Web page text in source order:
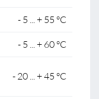
- 5 ... + 55 °C
- 5 ... + 60 °C
- 20 ... + 45 °C